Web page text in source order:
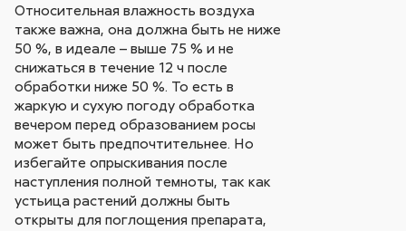
Относительная влажность воздуха
также важна, она должна быть не ниже
50 %, в идеале – выше 75 % и не
снижаться в течение 12 ч после
обработки ниже 50 %. То есть в
жаркую и сухую погоду обработка
вечером перед образованием росы
может быть предпочтительнее. Но
избегайте опрыскивания после
наступления полной темноты, так как
устьица растений должны быть
открыты для поглощения препарата,